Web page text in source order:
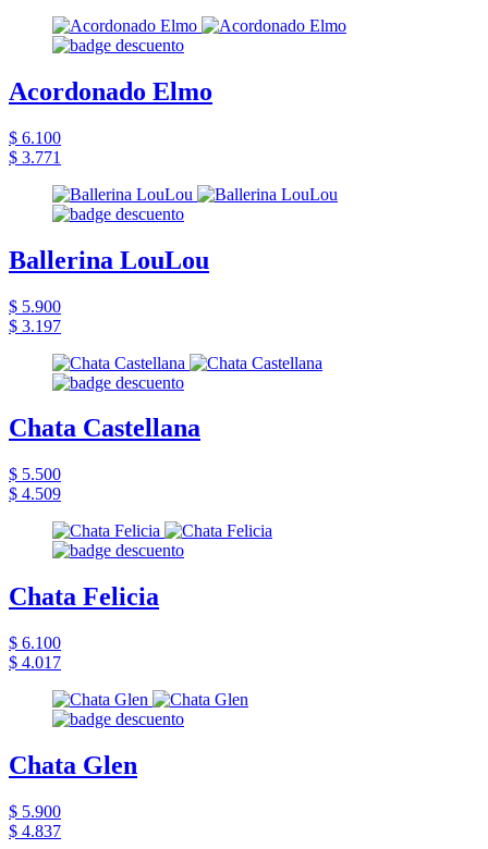
Acordonado Elmo
$ 6.100
$ 3.771
Ballerina LouLou
$ 5.900
$ 3.197
Chata Castellana
$ 5.500
$ 4.509
Chata Felicia
$ 6.100
$ 4.017
Chata Glen
$ 5.900
$ 4.837